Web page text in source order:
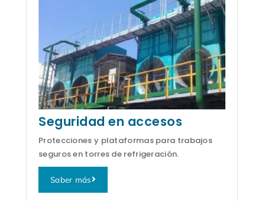
Seguridad en accesos
Protecciones y plataformas para trabajos
seguros en torres de refrigeración.
Saber más